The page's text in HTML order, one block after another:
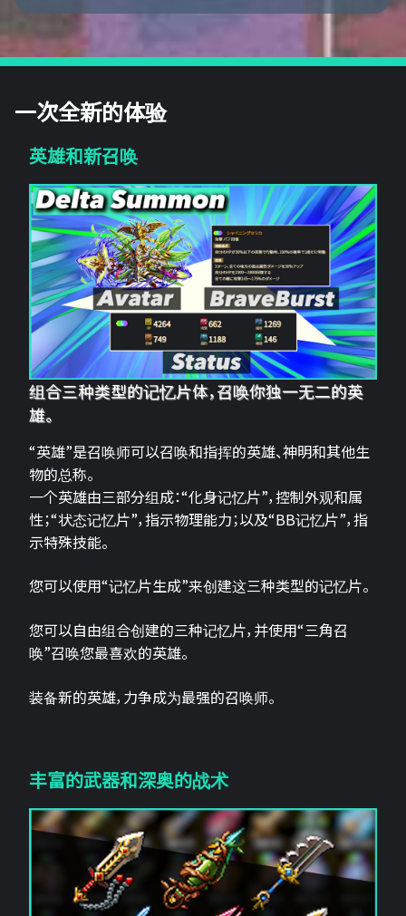
一次全新的体验
英雄和新召唤
组合三种类型的记忆片体，召唤你独一无二的英
雄。
“英雄”是召唤师可以召唤和指挥的英雄、神明和其他生
物的总称。
一个英雄由三部分组成：“化身记忆片”，控制外观和属
性；“状态记忆片”，指示物理能力；以及“BB记忆片”，指
示特殊技能。
您可以使用“记忆片生成”来创建这三种类型的记忆片。
您可以自由组合创建的三种记忆片，并使用“三角召
唤”召唤您最喜欢的英雄。
装备新的英雄，力争成为最强的召唤师。
丰富的武器和深奥的战术